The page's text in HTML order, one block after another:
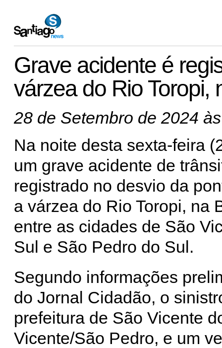
Grave acidente é
várzea do Rio Toropi,
28 de Setembro de 2024
Na noite desta sexta-feira
um grave acidente de
registrado no desvio da
a várzea do Rio Toropi, na
entre as cidades de São
Sul e São Pedro do Sul.
Segundo informações
do Jornal Cidadão, o
prefeitura de São Vicente
Vicente/São Pedro, e um